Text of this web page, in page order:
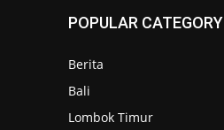
POPULAR CATEGORY
Berita
Bali
Lombok Timur